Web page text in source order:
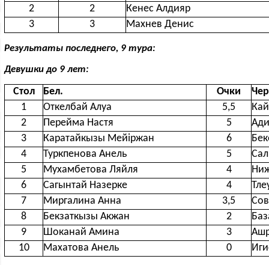
2
2
Кенес Алдияр
3
3 Махнев Денис
Результаты последнего, 9 тура:
Девушки до 9 лет:
Стол Бел. Очки
1
Откелбай Алуа 5,5
2
Перейма Настя 5
3
Каратайкызы Мейіржан 6
4
Туркпенова Анель 5
5
Мухамбетова Ляйля 4
6
Сагынтай Назерке 4
7
Миргалина Анна 3,5
8
Бекзаткызы Акжан 2
9
Шоканай Амина 3
10
Махатова Анель 0